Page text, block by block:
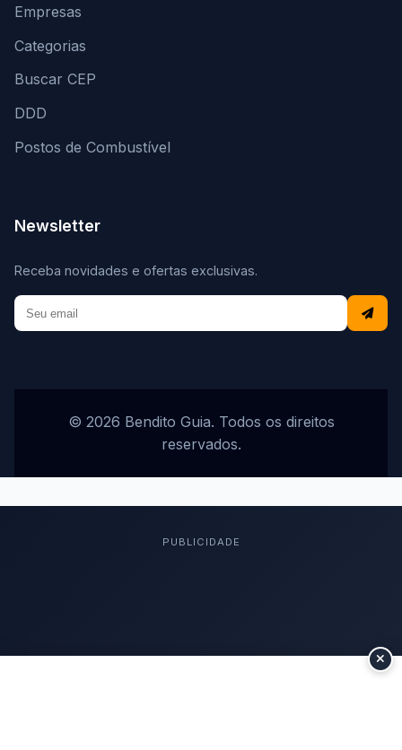
Empresas
Categorias
Buscar CEP
DDD
Postos de Combustível
Newsletter
Receba novidades e ofertas exclusivas.
© 2026 Bendito Guia. Todos os direitos
reservados.